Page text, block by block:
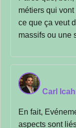
métiers qui
ce que ça veut
massifs ou une
Carl
En fait,
aspects sont